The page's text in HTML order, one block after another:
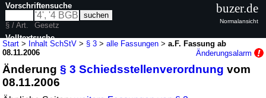
Start > Inhalt SchStV > § 3 >alle Fassungen >a.F. Fassung ab
08.11.2006
Änderungsalarm
Änderung§ 3 Schiedsstellenverordnung vom
08.11.2006
Vorschriftensuche
§ / Art.
Gesetz
Volltextsuche
buzer.de
Normalansicht